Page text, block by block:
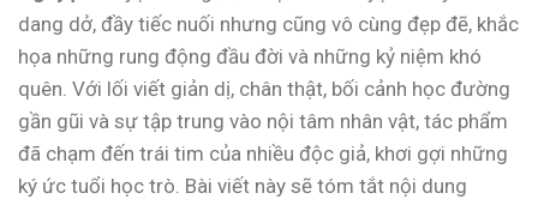
dang dở, đầy tiếc nuối nhưng cũng vô cùng đẹp đẽ, khắc
họa những rung động đầu đời và những kỷ niệm khó
quên. Với lối viết giản dị, chân thật, bối cảnh học đường
gần gũi và sự tập trung vào nội tâm nhân vật, tác phẩm
đã chạm đến trái tim của nhiều độc giả, khơi gợi những
ký ức tuổi học trò. Bài viết này sẽ tóm tắt nội dung